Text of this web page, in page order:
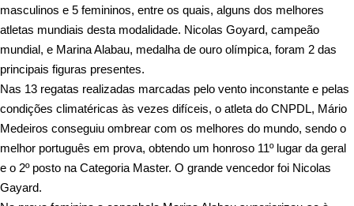
masculinos e 5 femininos, entre os quais, alguns dos melhores
atletas mundiais desta modalidade. Nicolas Goyard, campeão
mundial, e Marina Alabau, medalha de ouro olímpica, foram 2 das
principais figuras presentes.
Nas 13 regatas realizadas marcadas pelo vento inconstante e pelas
condições climatéricas às vezes difíceis, o atleta do CNPDL, Mário
Medeiros conseguiu ombrear com os melhores do mundo, sendo o
melhor português em prova, obtendo um honroso 11º lugar da geral
e o 2º posto na Categoria Master. O grande vencedor foi Nicolas
Gayard.